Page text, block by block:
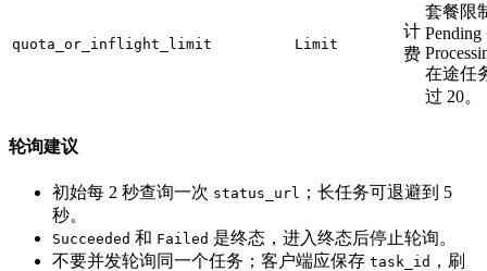
quota_or_inflight_limit Limit
计
费
套餐限
Pending
在途任
过 20。
轮询建议
初始每 2 秒查询一次 status_url
；长任务可退避到 5
秒。
Succeeded 和 Failed 是终态，进入终态后停止轮询。
不要并发轮询同一个任务；客户端应保存 task_id ，刷